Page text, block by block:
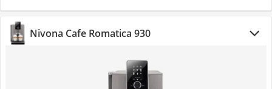
Nivona Cafe Romatica 930